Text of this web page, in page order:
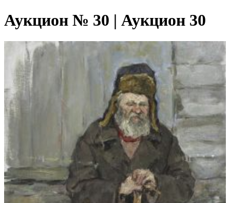
Аукцион № 30 | Аукцион 30